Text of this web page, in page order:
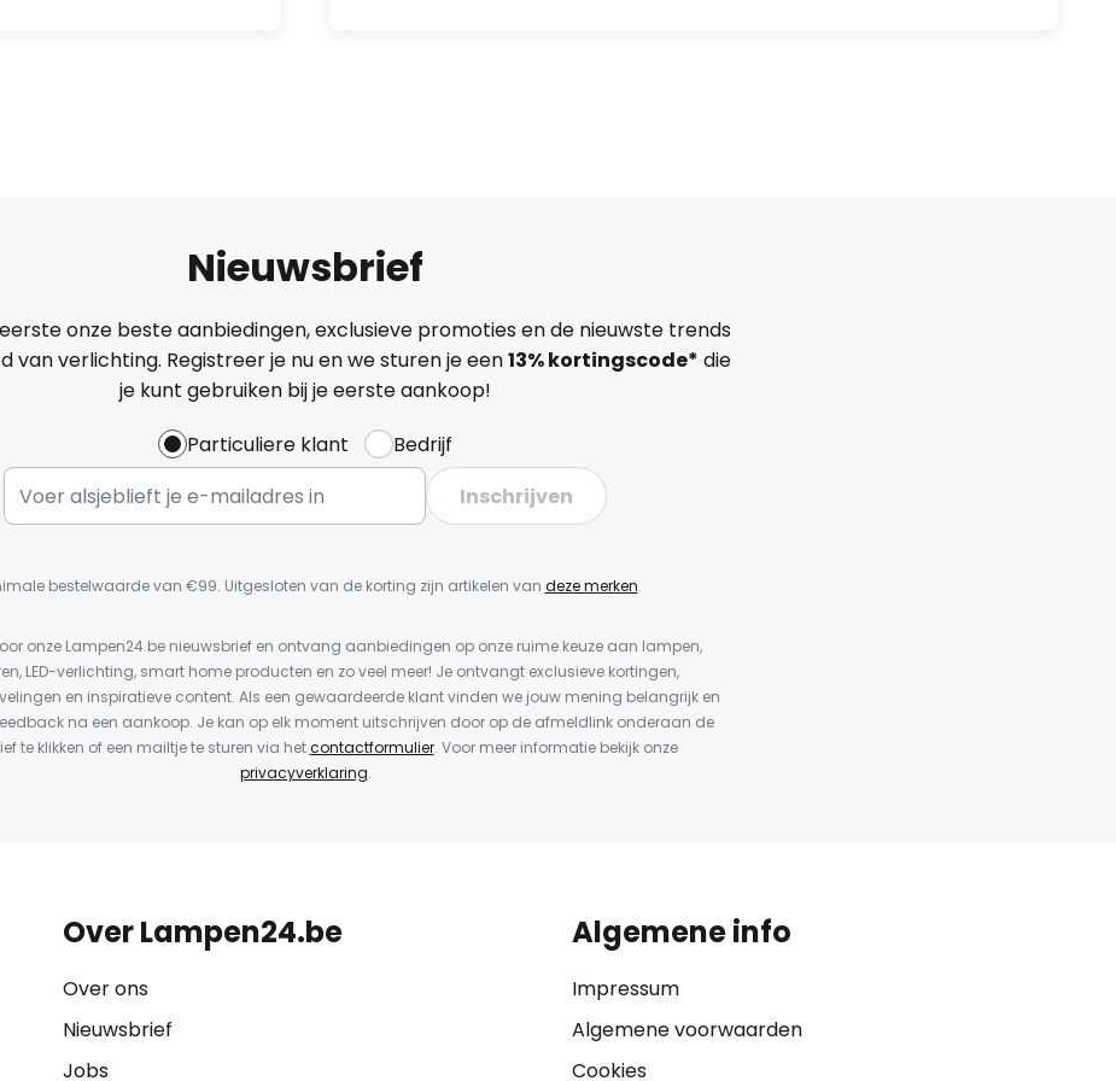
Nieuwsbrief
onze beste aanbiedingen, exclusieve promoties en de nieuwste trends
van verlichting. Registreer je nu en we sturen je een13%kortingscode* die
je kunt gebruiken bij je eerste aankoop!
Particuliere klant
Bedrijf
Inschrijven
bestelwaarde van €99. Uitgesloten van de korting zijn artikelen van deze merken.
onze Lampen24.be nieuwsbrief en ontvang aanbiedingen op onze ruime keuze aan lampen,
LED-verlichting, smart home producten en zo veel meer! Je ontvangt exclusieve kortingen,
en inspiratieve content. Als een gewaardeerde klant vinden we jouw mening belangrijk en
na een aankoop. Je kan op elk moment uitschrijven door op de afmeldlink onderaan de
te klikken of een mailtje te sturen via hetcontactformulier. Voor meer informatie bekijk onze
privacyverklaring.
Over Lampen24.be
Over ons
Nieuwsbrief
Jobs
Algemene info
Impressum
Algemene voorwaarden
Cookies